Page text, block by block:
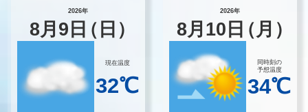
2026年
8月 9 日（日）
現在温度
32℃
2026年
8月 10 日（月）
同時刻の
予想温度
34℃